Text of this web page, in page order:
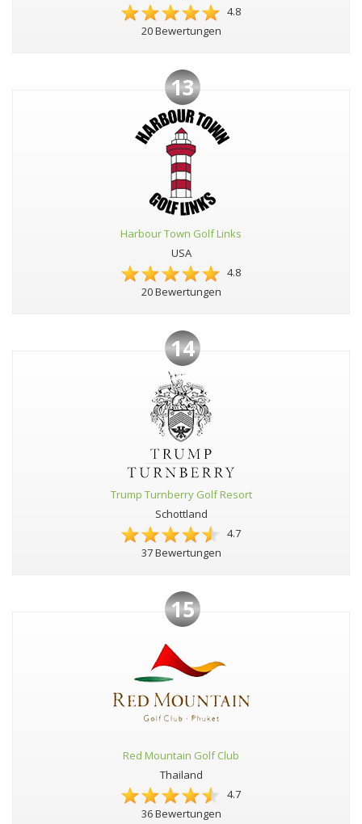
4.8
20 Bewertungen
13
Harbour Town Golf Links
USA
4.8
20 Bewertungen
14
Trump Turnberry Golf Resort
Schottland
4.7
37 Bewertungen
15
Red Mountain Golf Club
Thailand
4.7
36 Bewertungen